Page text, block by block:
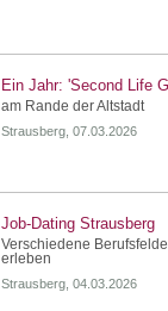
Ein Jahr: 'Second Life
am Rande der Altstadt
Strausberg, 07.03.2026
Job-Dating Strausberg
Verschiedene
erleben
Strausberg, 04.03.2026